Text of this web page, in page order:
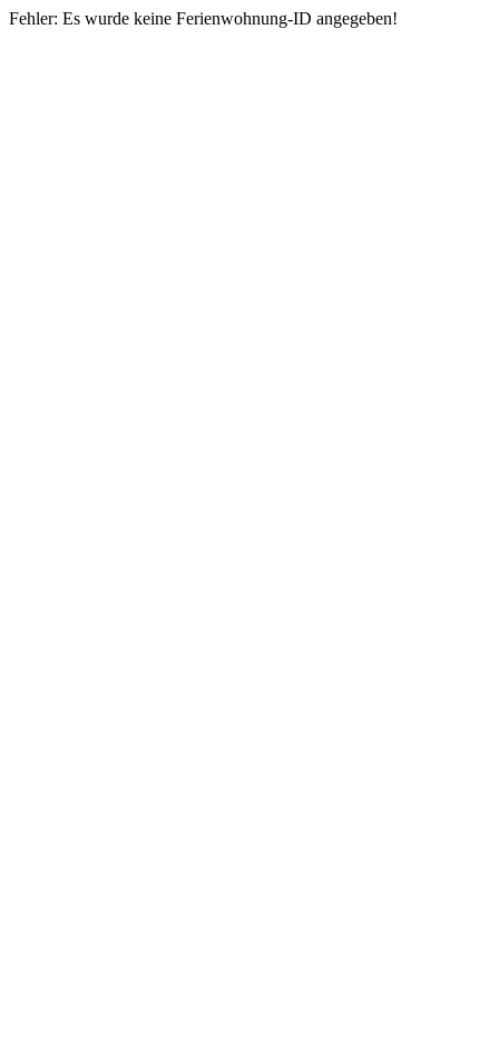
Fehler: Es wurde keine Ferienwohnung-ID angegeben!